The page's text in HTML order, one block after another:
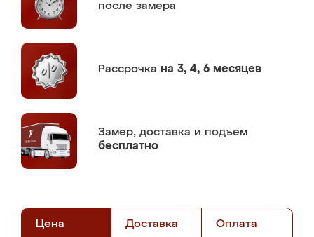
после замера
Рассрочка на 3, 4, 6 месяцев
Замер, доставка и подъем
бесплатно
Цена Доставка Оплата